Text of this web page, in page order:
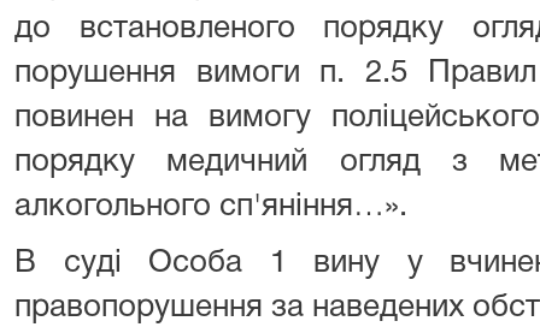
до встановленого порядку
порушення вимоги п. 2.5
повинен на вимогу
порядку медичний огляд з
алкогольного сп'яніння…».
В суді Особа 1 вину у
правопорушення за наведених